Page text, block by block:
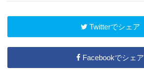
Twitterでシェア
Facebookでシェア